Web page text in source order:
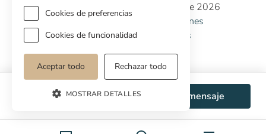
WhatsApp Enviar mensaje
Copyright © Cottage Properties Real Estate 2026
Política de Privacidad
Terminos y Condiciones
Política de CookiesPreferencias de cookies
Cookies de preferencias
Cookies de funcionalidad
Aceptar todo Rechazar todo
MOSTRAR DETALLES